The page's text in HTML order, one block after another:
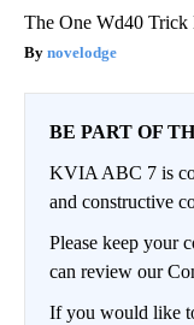
The One Wd40
novelodge
BE PART OF
KVIA ABC 7 is
and constructive
Please keep your
can review our
If you would like